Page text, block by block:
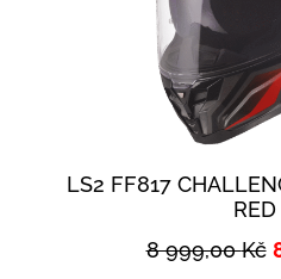
LS2 FF817
8 999,00Kč